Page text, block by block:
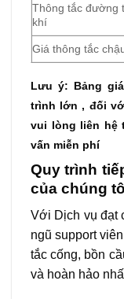
Thông tắc đường
khí
Giá thông tắc
Lưu ý: Bảng
trình lớn , đối
vui lòng liên hệ
vấn miễn phí
Quy trình
của chúng
Với Dịch vụ đạt
ngũ support
tắc cống, bồn
và hoàn hảo